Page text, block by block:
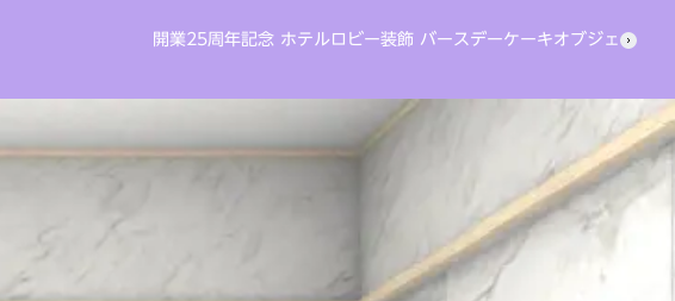
開業25周年記念 ホテルロビー装飾 バースデーケーキオブジェ